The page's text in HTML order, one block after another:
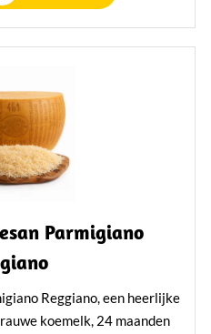
Parmigiano
Reggiano, een heerlijke
koemelk, 24 maanden